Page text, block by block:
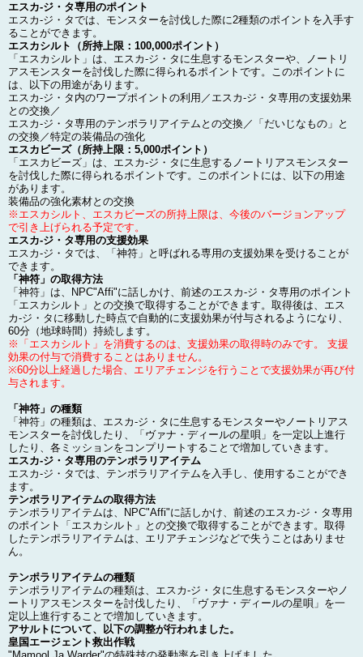
エスカ-ジ・タ専用のポイント
エスカ-ジ・タでは、モンスターを討伐した際に2種類のポイントを入手す
ることができます。
エスカシルト（所持上限：100,000ポイント）
「エスカシルト」は、エスカ-ジ・タに生息するモンスターや、ノートリ
アスモンスターを討伐した際に得られるポイントです。このポイントに
は、以下の用途があります。
エスカ-ジ・タ内のワープポイントの利用／エスカ-ジ・タ専用の支援効果
との交換／
エスカ-ジ・タ専用のテンポラリアイテムとの交換／「だいじなもの」と
の交換／特定の装備品の強化
エスカビーズ（所持上限：5,000ポイント）
「エスカビーズ」は、エスカ-ジ・タに生息するノートリアスモンスター
を討伐した際に得られるポイントです。このポイントには、以下の用途
があります。
装備品の強化素材との交換
※エスカシルト、エスカビーズの所持上限は、今後のバージョンアップ
で引き上げられる予定です。
エスカ-ジ・タ専用の支援効果
エスカ-ジ・タでは、「神符」と呼ばれる専用の支援効果を受けることが
できます。
「神符」の取得方法
「神符」は、NPC"Affi"に話しかけ、前述のエスカ-ジ・タ専用のポイント
「エスカシルト」との交換で取得することができます。取得後は、エス
カ-ジ・タに移動した時点で自動的に支援効果が付与されるようになり、
60分（地球時間）持続します。
※「エスカシルト」を消費するのは、支援効果の取得時のみです。 支援
効果の付与で消費することはありません。
※60分以上経過した場合、エリアチェンジを行うことで支援効果が再び付
与されます。
「神符」の種類
「神符」の種類は、エスカ-ジ・タに生息するモンスターやノートリアス
モンスターを討伐したり、「ヴァナ・ディールの星唄」を一定以上進行
したり、各ミッションをコンプリートすることで増加していきます。
エスカ-ジ・タ専用のテンポラリアイテム
エスカ-ジ・タでは、テンポラリアイテムを入手し、使用することができ
ます。
テンポラリアイテムの取得方法
テンポラリアイテムは、NPC"Affi"に話しかけ、前述のエスカ-ジ・タ専用
のポイント「エスカシルト」との交換で取得することができます。取得
したテンポラリアイテムは、エリアチェンジなどで失うことはありませ
ん。
テンポラリアイテムの種類
テンポラリアイテムの種類は、エスカ-ジ・タに生息するモンスターやノ
ートリアスモンスターを討伐したり、「ヴァナ・ディールの星唄」を一
定以上進行することで増加していきます。
アサルトについて、以下の調整が行われました。
皇国エージェント救出作戦